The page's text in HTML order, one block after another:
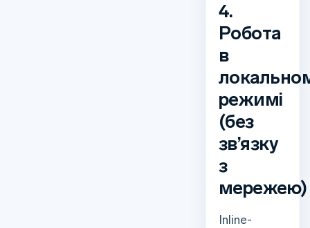
4.
Робота
в
режимі
(без
зв’язку
з
мережею)
Inline-